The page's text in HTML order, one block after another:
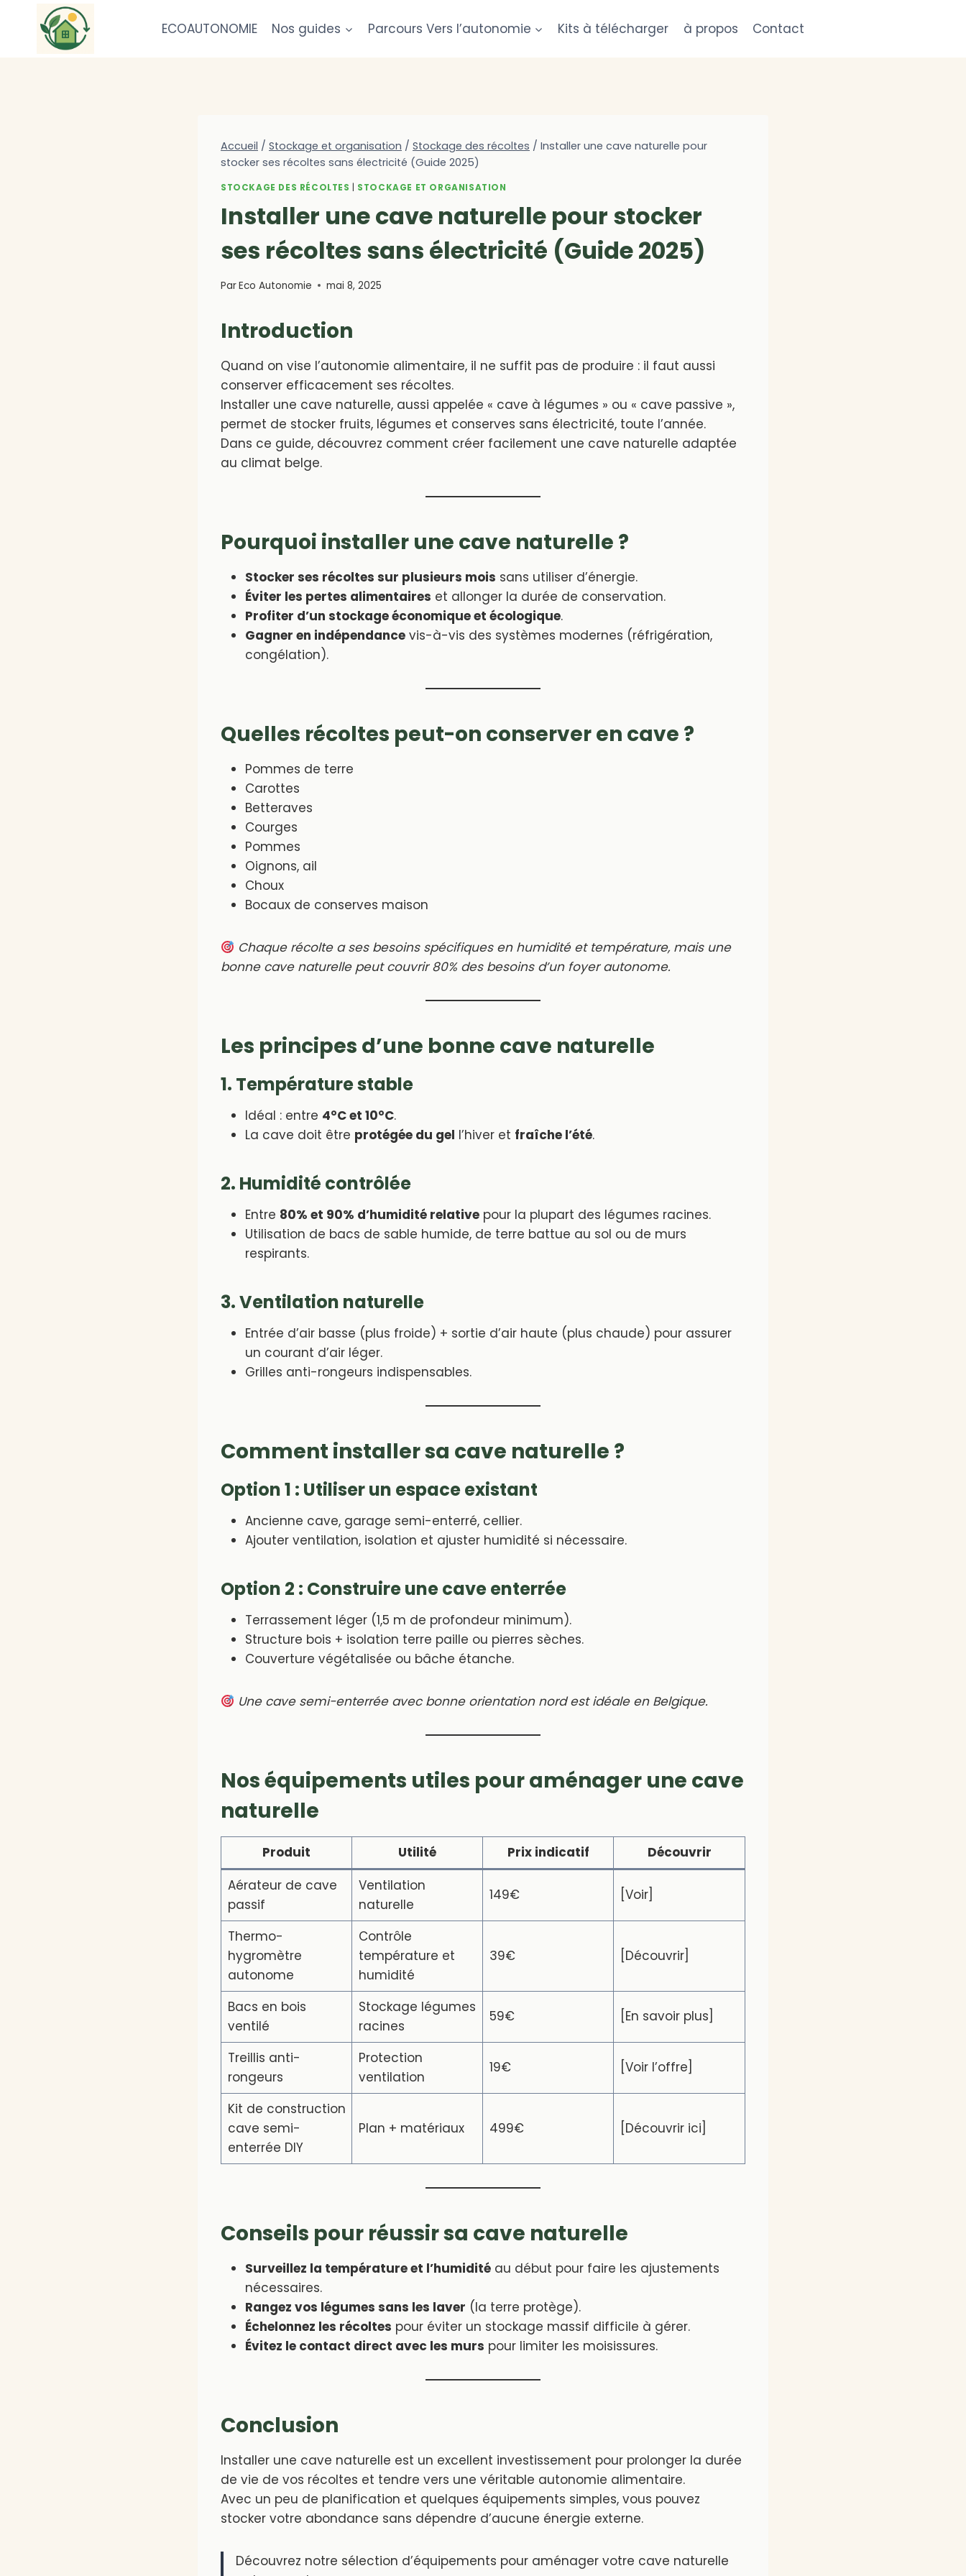
contenu
ECOAUTONOMIE Nos guides Parcours Vers l’autonomie Kits à télécharger à propos Contact
Accueil / Stockage et organisation / Stockage des récoltes / Installer une cave naturelle pour
stocker ses récoltes sans électricité (Guide 2025)
STOCKAGE DES RÉCOLTES STOCKAGE ET ORGANISATION
Installer une cave naturelle pour stocker
ses récoltes sans électricité (Guide 2025)
ParEco Autonomie mai 8, 2025
Introduction
Quand on vise l’autonomie alimentaire, il ne suffit pas de produire : il faut aussi
conserver efficacement ses récoltes.
Installer une cave naturelle, aussi appelée « cave à légumes » ou « cave passive »,
permet de stocker fruits, légumes et conserves sans électricité, toute l’année.
Dans ce guide, découvrez comment créer facilement une cave naturelle adaptée
au climat belge.
Pourquoi installer une cave naturelle ?
Stocker ses récoltes sur plusieurs mois sans utiliser d’énergie.
Éviter les pertes alimentaires et allonger la durée de conservation.
Profiter d’un stockage économique et écologique.
Gagner en indépendance vis-à-vis des systèmes modernes (réfrigération,
congélation).
Quelles récoltes peut-on conserver en cave ?
Pommes de terre
Carottes
Betteraves
Courges
Pommes
Oignons, ail
Choux
Bocaux de conserves maison
Chaque récolte a ses besoins spécifiques en humidité et température, mais une
bonne cave naturelle peut couvrir 80% des besoins d’un foyer autonome.
Les principes d’une bonne cave naturelle
1. Température stable
Idéal : entre 4°C et 10°C.
La cave doit être protégée du gel l’hiver et fraîche l’été.
2. Humidité contrôlée
Entre 80% et 90% d’humidité relative pour la plupart des légumes racines.
Utilisation de bacs de sable humide, de terre battue au sol ou de murs
respirants.
3. Ventilation naturelle
Entrée d’air basse (plus froide) + sortie d’air haute (plus chaude) pour assurer
un courant d’air léger.
Grilles anti-rongeurs indispensables.
Comment installer sa cave naturelle ?
Option 1 : Utiliser un espace existant
Ancienne cave, garage semi-enterré, cellier.
Ajouter ventilation, isolation et ajuster humidité si nécessaire.
Option 2 : Construire une cave enterrée
Terrassement léger (1,5 m de profondeur minimum).
Structure bois + isolation terre paille ou pierres sèches.
Couverture végétalisée ou bâche étanche.
Une cave semi-enterrée avec bonne orientation nord est idéale en Belgique.
Nos équipements utiles pour aménager une cave
naturelle
Produit Utilité Prix indicatif
Découvrir
Aérateur de cave
passif
Ventilation
naturelle
149€ [Voir]
Thermo-
hygromètre
autonome
Contrôle
température et
humidité
39€ [Découvrir]
Bacs en bois
ventilé
Stockage légumes
racines
59€ [En savoir plus]
Treillis anti-
rongeurs
Protection
ventilation
19€ [Voir l’offre]
Kit de construction
cave semi-
enterrée DIY
Plan + matériaux 499€ [Découvrir ici]
Conseils pour réussir sa cave naturelle
Surveillez la température et l’humidité au début pour faire les ajustements
nécessaires.
Rangez vos légumes sans les laver (la terre protège).
Échelonnez les récoltes pour éviter un stockage massif difficile à gérer.
Évitez le contact direct avec les murs pour limiter les moisissures.
Conclusion
Installer une cave naturelle est un excellent investissement pour prolonger la durée
de vie de vos récoltes et tendre vers une véritable autonomie alimentaire.
Avec un peu de planification et quelques équipements simples, vous pouvez
stocker votre abondance sans dépendre d’aucune énergie externe.
Découvrez notre sélection d’équipements pour aménager votre cave naturelle